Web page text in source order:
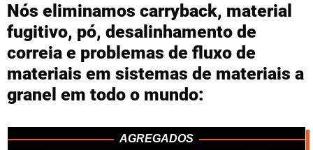
Nós eliminamos carryback, material
fugitivo, pó, desalinhamento de
correia e problemas de fluxo de
materiais em sistemas de materiais a
granel em todo o mundo:
AGREGADOS